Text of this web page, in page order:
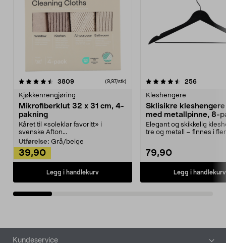
3809anmeldelser(9,97/stk)
Kjøkkenrengjøring
Mikrofiberklut 32 x 31 cm, 4-
pakning
Kåret til «soleklar favoritt» i
svenske Afton...
Utførelse: Grå/beige
39,90
Legg i handlekurv
4.5av 5 stjerner 256
Kleshengere
Sklisikre
med metallpinne, 8-
Elegant og skikkelig
tre og metall – finnes i
79,90
Legg i handlekurv
4.5av 5 stjerner
Bunntekst
Kundeservice